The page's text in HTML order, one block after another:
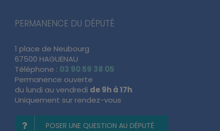
PERMANENCE DU DÉPUTÉ
1 place de Neubourg
67500 HAGUENAU
Téléphone : 03 90 59 38 05
Permanence ouverte
du lundi au vendredi de 9h à 17h
Uniquement sur rendez-vous
POSER UNE QUESTION AU DÉPUTÉ